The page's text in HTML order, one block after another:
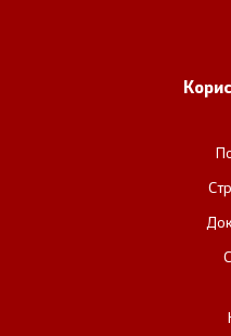
Основање на здружение